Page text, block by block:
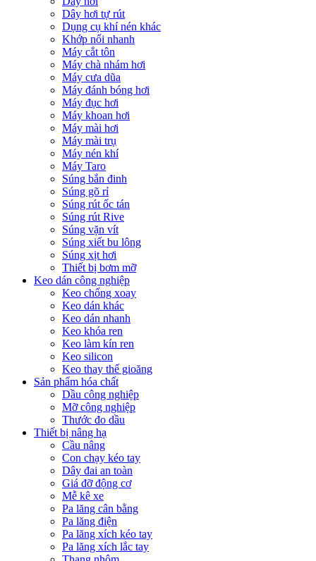
Dây hơi tự rút
Dụng cụ khí nén khác
Khớp nối nhanh
Máy cắt tôn
Máy chà nhám hơi
Máy cưa dũa
Máy đánh bóng hơi
Máy đục hơi
Máy khoan hơi
Máy mài hơi
Máy mài trụ
Máy nén khí
Máy Taro
Súng bắn đinh
Súng gõ rỉ
Súng rút ốc tán
Súng rút Rive
Súng vặn vít
Súng xiết bu lông
Súng xịt hơi
Thiết bị bơm mỡ
Keo dán công nghiệp
Keo chống xoay
Keo dán khác
Keo dán nhanh
Keo khóa ren
Keo làm kín ren
Keo silicon
Keo thay thế gioăng
Sản phẩm hóa chất
Dầu công nghiệp
Mỡ công nghiệp
Thước đo dầu
Thiết bị nâng hạ
Cầu nâng
Con chạy kéo tay
Dây đai an toàn
Giá đỡ động cơ
Mễ kê xe
Pa lăng cân bằng
Pa lăng điện
Pa lăng xích kéo tay
Pa lăng xích lắc tay